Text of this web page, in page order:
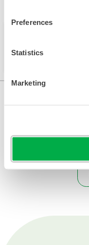
Preferences
Statistics
Marketing